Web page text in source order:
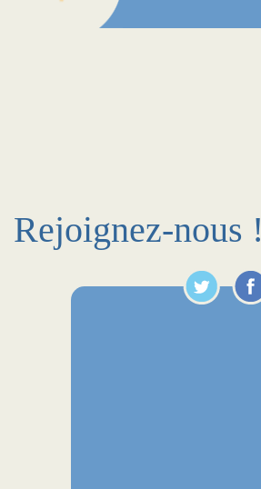
Rejoignez-nous !